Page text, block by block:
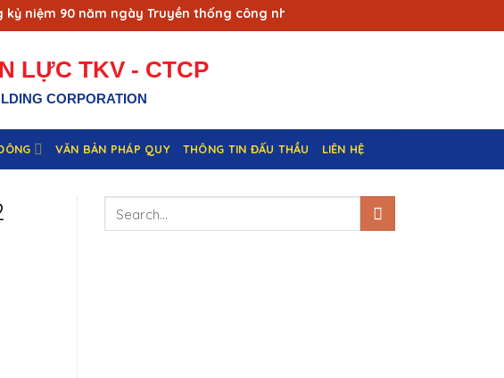
niệm 90 năm ngày Truyền thống công nhân Vùng mỏ - Truyền thống ngành
LỰC TKV - CTCP
CORPORATION
VĂN BẢN PHÁP QUY THÔNG TIN ĐẤU THẦU LIÊN HỆ